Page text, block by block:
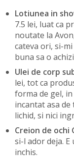
Lotiunea in
7.5 lei, luat ca
noutate la
cateva ori, si-
buna sa o
Ulei de corp
lei, tot ca
forma de gel,
incantat asa de
lichid, si nici
Creion de ochi
si-l ador deja.
inchis.